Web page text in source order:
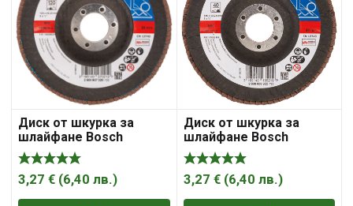
Диск от шкурка за
шлайфане Bosch
ламелен за метал и
неръждаема стомана
125 мм, 22.23 мм, P120,
3,27 € (6,40 лв.)
Диск от шкурка за
шлайфане Bosch
ламелен за метал и
неръждаема стомана
125 мм, 22.23 мм, P40,
3,27 € (6,40 лв.)